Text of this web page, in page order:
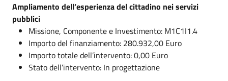
Ampliamento dell’esperienza del cittadino nei servizi
pubblici
Missione, Componente e Investimento: M1C1I1.4
Importo del finanziamento: 280.932,00 Euro
Importo totale dell’intervento: 0,00 Euro
Stato dell’intervento: In progettazione